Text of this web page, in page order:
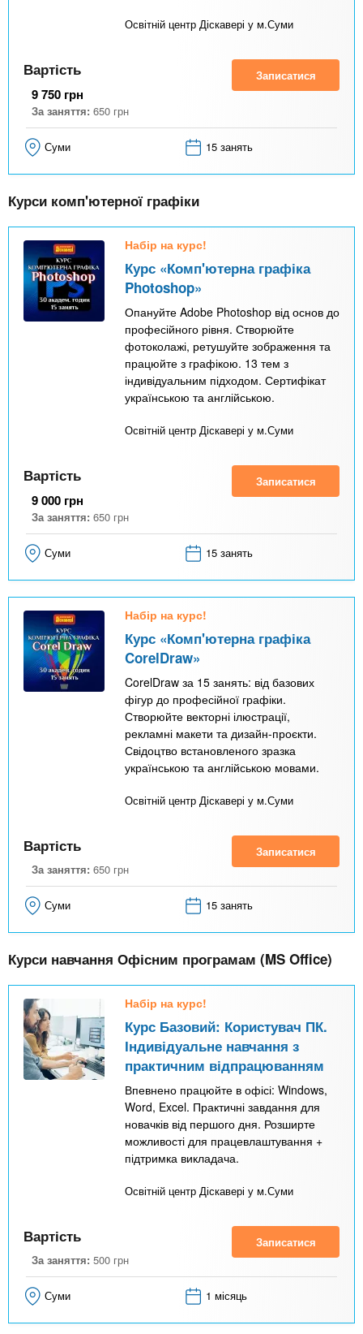
Освітній центр Діскавері у м.Суми
Вартість
9 750 грн
За заняття: 650 грн
Записатися
Суми 15 занять
Курси комп'ютерної графіки
Набір на курс!
Курс «Комп'ютерна графіка
Photoshop»
Опануйте Adobe Photoshop від основ до
професійного рівня. Створюйте
фотоколажі, ретушуйте зображення та
працюйте з графікою. 13 тем з
індивідуальним підходом. Сертифікат
українською та англійською.
Освітній центр Діскавері у м.Суми
Вартість
9 000 грн
За заняття: 650 грн
Записатися
Суми 15 занять
Набір на курс!
Курс «Комп'ютерна графіка
CorelDraw»
CorelDraw за 15 занять: від базових
фігур до професійної графіки.
Створюйте векторні ілюстрації,
рекламні макети та дизайн-проєкти.
Свідоцтво встановленого зразка
українською та англійською мовами.
Освітній центр Діскавері у м.Суми
Вартість
За заняття: 650 грн
Записатися
Суми 15 занять
Курси навчання Офісним програмам (MS Office)
Набір на курс!
Курс Базовий: Користувач ПК.
Індивідуальне навчання з
практичним відпрацюванням
Впевнено працюйте в офісі: Windows,
Word, Excel. Практичні завдання для
новачків від першого дня. Розширте
можливості для працевлаштування +
підтримка викладача.
Освітній центр Діскавері у м.Суми
Вартість
За заняття: 500 грн
Записатися
Суми 1 місяць